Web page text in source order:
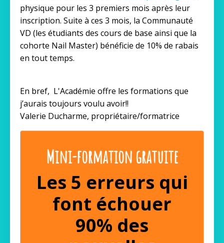
physique pour les 3 premiers mois après leur
inscription. Suite à ces 3 mois, la Communauté
VD (les étudiants des cours de base ainsi que la
cohorte Nail Master) bénéficie de 10% de rabais
en tout temps.
En bref, L'Académie offre les formations que
j’aurais toujours voulu avoir!!
Valerie Ducharme, propriétaire/formatrice
Mini-formation gratuite
Les 5 erreurs qui
font échouer
90% des